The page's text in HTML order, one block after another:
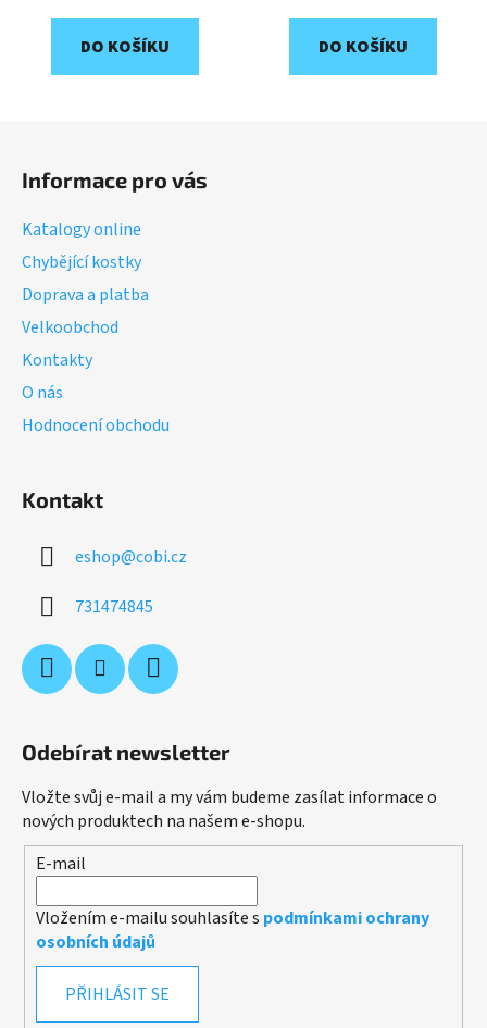
DO KOŠÍKU DO KOŠÍKU
Informace pro vás
Katalogy online
Chybějící kostky
Doprava a platba
Velkoobchod
Kontakty
O nás
Hodnocení obchodu
Kontakt
eshop@cobi.cz
731474845
Odebírat newsletter
Vložte svůj e-mail a my vám budeme zasílat informace o
nových produktech na našem e-shopu.
E-mail
Vložením e-mailu souhlasíte s podmínkami ochrany
osobních údajů
PŘIHLÁSIT SE